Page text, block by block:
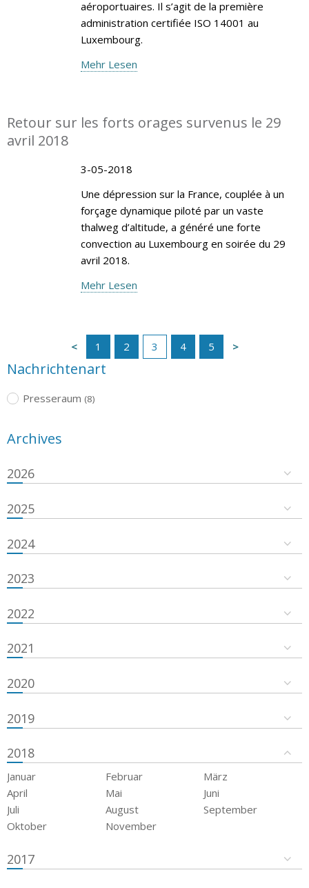
aéroportuaires. Il s’agit de la première
administration certifiée ISO 14001 au
Luxembourg.
Mehr Lesen
Retour sur les forts orages survenus le 29
avril 2018
3-05-2018
Une dépression sur la France, couplée à un
forçage dynamique piloté par un vaste
thalweg d’altitude, a généré une forte
convection au Luxembourg en soirée du 29
avril 2018.
Mehr Lesen
1 2 3 4 5
Nachrichtenart
Presseraum (8)
Archives
2026
2025
2024
2023
2022
2021
2020
2019
2018
Januar Februar
März
April
Mai
Juni
Juli
August
September
Oktober
November
2017